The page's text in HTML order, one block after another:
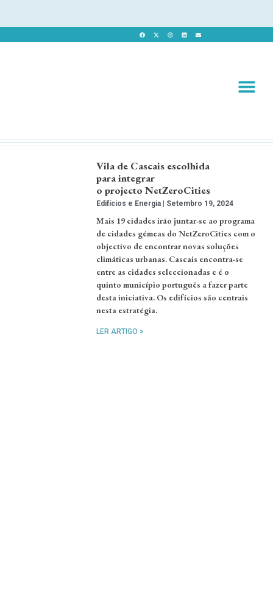
Vila de Cascais escolhida
para integrar
o projecto NetZeroCities
Edifícios e Energia Setembro 19, 2024
Mais 19 cidades irão juntar-se ao programa
de cidades gémeas do NetZeroCities com o
objectivo de encontrar novas soluções
climáticas urbanas. Cascais encontra-se
entre as cidades seleccionadas e é o
quinto município português a fazer parte
desta iniciativa. Os edifícios são centrais
nesta estratégia.
LER ARTIGO >